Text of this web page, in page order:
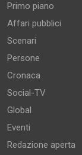
Primo piano
Affari pubblici
Scenari
Persone
Cronaca
Social-TV
Global
Eventi
Redazione aperta